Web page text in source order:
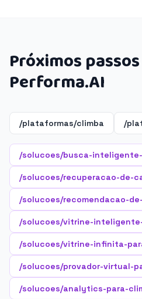
Próximos
Performa.AI
/plataformas/climba /
/solucoes/busca-
/solucoes/recuperacao-de-
/solucoes/recomendacao-
/solucoes/vitrine-
/solucoes/vitrine-infinita-
/solucoes/provador-virtual-
/solucoes/analytics-para-